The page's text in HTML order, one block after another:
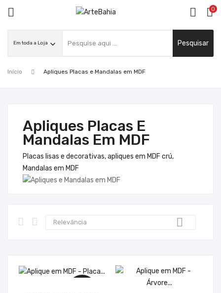
 0
Pesquisar
Início Apliques Placas e Mandalas em MDF
Apliques Placas E
Mandalas Em MDF
Placas lisas e decorativas, apliques em MDF crú,
Mandalas em MDF
Relevância 